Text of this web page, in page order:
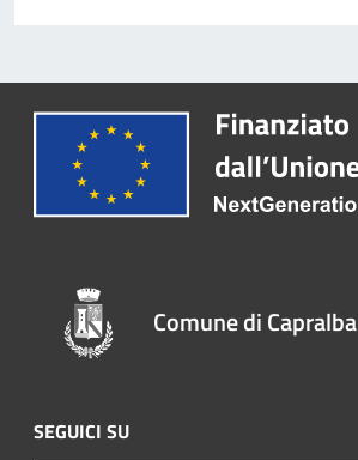
Comune di Capralba
SEGUICI SU